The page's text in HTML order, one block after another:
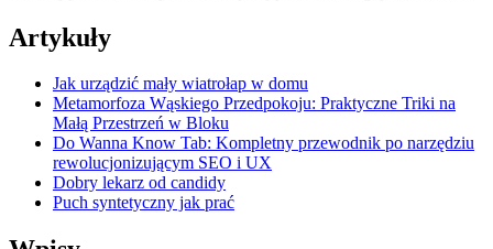
Artykuły
Jak urządzić mały wiatrołap w domu
Metamorfoza Wąskiego Przedpokoju: Praktyczne Triki na
Małą Przestrzeń w Bloku
Do Wanna Know Tab: Kompletny przewodnik po narzędziu
rewolucjonizującym SEO i UX
Dobry lekarz od candidy
Puch syntetyczny jak prać